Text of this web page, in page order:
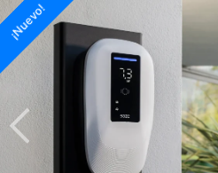
¡Nuevo!
¡Nuevo!